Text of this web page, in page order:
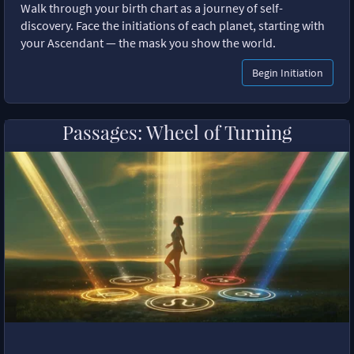
Walk through your birth chart as a journey of self-
discovery. Face the initiations of each planet, starting with
your Ascendant — the mask you show the world.
Begin Initiation
Passages: Wheel of Turning